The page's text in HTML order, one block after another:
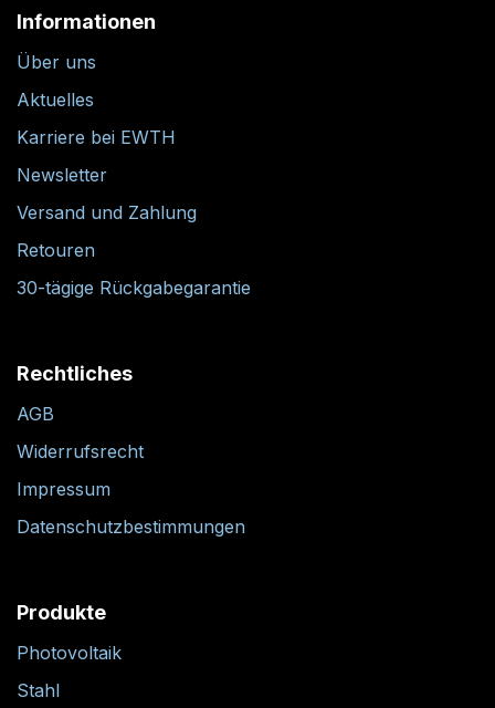
Informationen
Über uns
Aktuelles
Karriere bei EWTH
Newsletter
Versand und Zahlung
Retouren
30-tägige Rückgabegarantie
Rechtliches
AGB
Widerrufsrecht
Impressum
Datenschutzbestimmungen
Produkte
Photovoltaik
Stahl